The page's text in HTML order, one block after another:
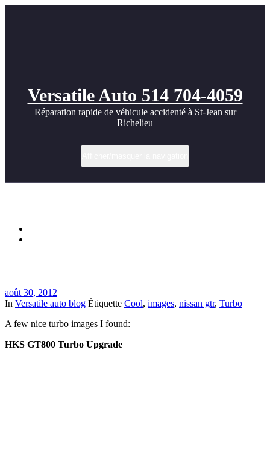
Versatile Auto 514 704-4059
Réparation rapide de véhicule accidenté à St-Jean sur
Richelieu
août 30, 2012
In Versatile auto blog Étiquette Cool, images, nissan gtr, Turbo
A few nice turbo images I found:
HKS GT800 Turbo Upgrade